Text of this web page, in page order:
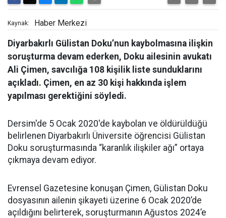
Kaynak: Haber Merkezi
Diyarbakırlı Gülistan Doku’nun kaybolmasına ilişkin
soruşturma devam ederken, Doku ailesinin avukatı
Ali Çimen, savcılığa 108 kişilik liste sunduklarını
açıkladı. Çimen, en az 30 kişi hakkında işlem
yapılması gerektiğini söyledi.
Dersim'de 5 Ocak 2020'de kaybolan ve öldürüldüğü
belirlenen Diyarbakırlı Üniversite öğrencisi Gülistan
Doku soruşturmasında “karanlık ilişkiler ağı” ortaya
çıkmaya devam ediyor.
Evrensel Gazetesine konuşan Çimen, Gülistan Doku
dosyasının ailenin şikayeti üzerine 6 Ocak 2020’de
açıldığını belirterek, soruşturmanın Ağustos 2024’e